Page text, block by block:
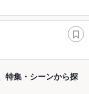
特集・シーンから探